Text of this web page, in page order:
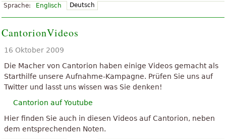
Sprache: Englisch Deutsch
CantorionVideos
16 Oktober 2009
Die Macher von Cantorion haben einige Videos gemacht als
Starthilfe unsere Aufnahme-Kampagne. Prüfen Sie uns auf
Twitter und lasst uns wissen was Sie denken!
Cantorion auf Youtube
Hier finden Sie auch in diesen Videos auf Cantorion, neben
dem entsprechenden Noten.